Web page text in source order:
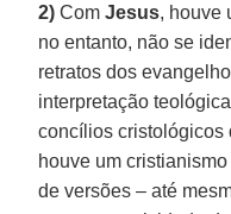
2) ComJesus, houve
no entanto, não se
retratos dos
interpretação
concílios cristológicos
houve um
de versões – até